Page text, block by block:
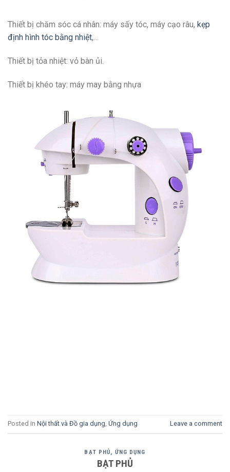
Thiết bị chăm sóc cá nhân: máy sấy tóc, máy cạo râu, kẹp
định hình tóc bằng nhiệt,…
Thiết bị tỏa nhiệt: vỏ bàn ủi.
Thiết bị khéo tay: máy may bằng nhựa
Posted in Nội thất và Đồ gia dụng, Ứng dụng Leave a comment
BẠT PHỦ, ỨNG DỤNG
BẠT PHỦ